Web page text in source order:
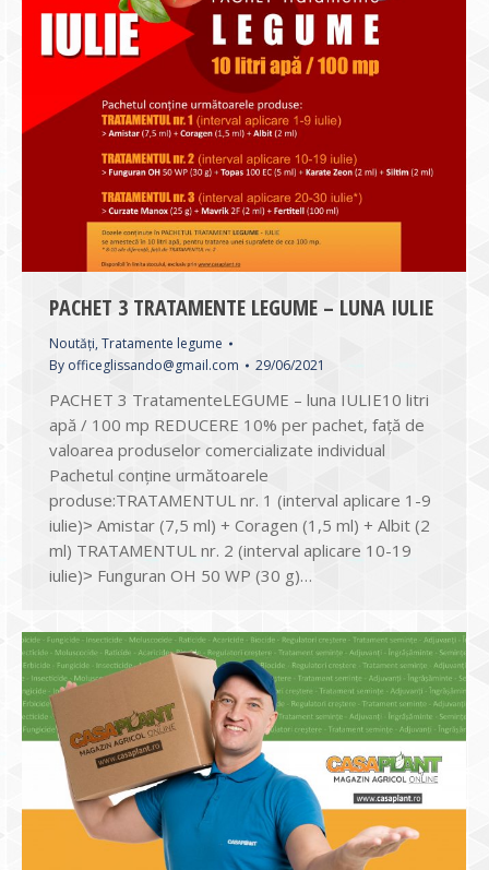
PACHET 3 TRATAMENTE LEGUME – LUNA IULIE
Noutăți,Tratamente legume
By officeglissando@gmail.com 29/06/2021
PACHET 3 TratamenteLEGUME – luna IULIE10 litri
apă / 100 mp REDUCERE 10% per pachet, față de
valoarea produselor comercializate individual
Pachetul conține următoarele
produse:TRATAMENTUL nr. 1 (interval aplicare 1-9
iulie)˃ Amistar (7,5 ml) + Coragen (1,5 ml) + Albit (2
ml) TRATAMENTUL nr. 2 (interval aplicare 10-19
iulie)˃ Funguran OH 50 WP (30 g)…